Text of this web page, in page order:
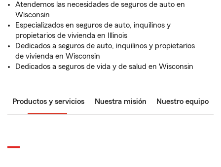
Atendemos las necesidades de seguros de auto en
Wisconsin
Especializados en seguros de auto, inquilinos y
propietarios de vivienda en Illinois
Dedicados a seguros de auto, inquilinos y propietarios
de vivienda en Wisconsin
Dedicados a seguros de vida y de salud en Wisconsin
Productos y servicios Nuestra misión Nuestro equipo